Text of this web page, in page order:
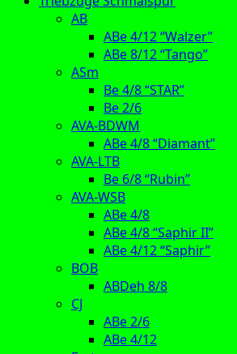
AB
ABe 4/12 “Walzer”
ABe 8/12 “Tango”
ASm
Be 4/8 “STAR”
Be 2/6
AVA-BDWM
ABe 4/8 “Diamant”
AVA-LTB
Be 6/8 “Rubin”
AVA-WSB
ABe 4/8
ABe 4/8 “Saphir II”
ABe 4/12 “Saphir”
BOB
ABDeh 8/8
CJ
ABe 2/6
ABe 4/12